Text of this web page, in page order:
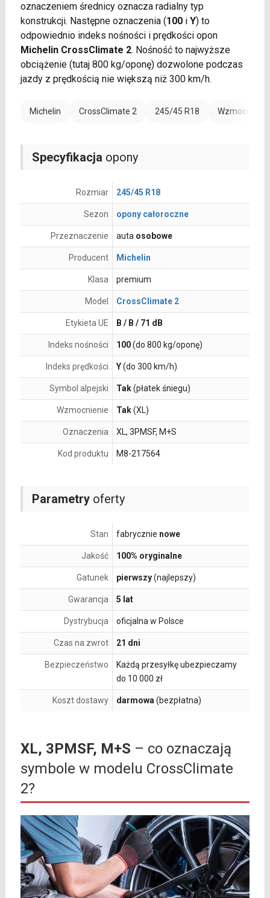
oznaczeniem średnicy oznacza radialny typ
konstrukcji. Następne oznaczenia (100i Y) to
odpowiednio indeks nośności i prędkości opon
Michelin CrossClimate 2. Nośność to najwyższe
obciążenie (tutaj 800 kg/oponę) dozwolone podczas
jazdy z prędkością nie większą niż 300 km/h.
Michelin CrossClimate 2 245/45 R18
Parametryoferty
Stan fabrycznie nowe
Jakość 100% oryginalne
Gatunek pierwszy(najlepszy)
Gwarancja 5 lat
Dystrybucja oficjalna w Polsce
Czas na zwrot 21 dni
Bezpieczeństwo
Każdą przesyłkę ubezpieczamy
do 10 000 zł
Koszt dostawy darmowa (bezpłatna)
Specyfikacja opony
Rozmiar 245/45 R18
Sezon opony całoroczne
Przeznaczenie auta osobowe
Producent Michelin
Klasa premium
Model CrossClimate 2
Etykieta UE B / B / 71 dB
Indeks nośności 100(do 800 kg/oponę)
Indeks prędkości Y(do 300 km/h)
Symbol alpejski Tak(płatek śniegu)
Wzmocnienie Tak(XL)
Oznaczenia XL, 3PMSF, M+S
Kod produktu M8-217564
XL, 3PMSF, M+S – co oznaczają
symbole w modelu CrossClimate
2?